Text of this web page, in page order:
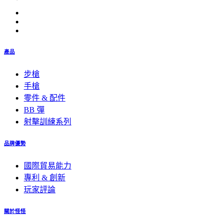
產品
步槍
手槍
零件 & 配件
BB 彈
射擊訓練系列
品牌優勢
國際貿易能力
專利 & 創新
玩家評論
關於怪怪